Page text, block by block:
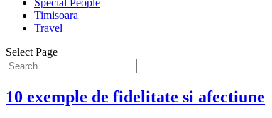
Special People
Timisoara
Travel
Select Page
10 exemple de fidelitate si afectiune